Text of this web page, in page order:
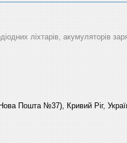
ліхтарів, акумуляторів
Пошта №37), Кривий Ріг,